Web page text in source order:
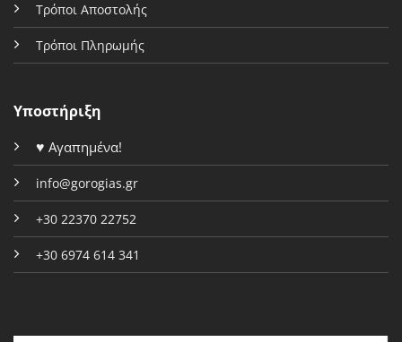
Τρόποι Αποστολής
Τρόποι Πληρωμής
Υποστήριξη
♥ Αγαπημένα!
info@gorogias.gr
+30 22370 22752
+30 6974 614 341